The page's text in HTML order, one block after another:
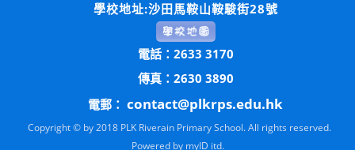
學校地址:沙田馬鞍山鞍駿街28號
電話：2633 3170
傳真：2630 3890
電郵： contact@plkrps.edu.hk
Copyright © by 2018 PLK Riverain Primary School. All rights reserved.
Powered by myID itd.